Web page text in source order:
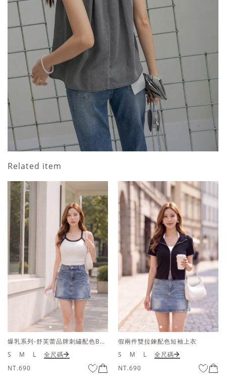
Related item
爆乳系列-舒芙蕾品牌刺繡配色BRATOP削肩上衣
S
M L
全尺碼
NT.690
假兩件雙拉鍊配色短袖上衣
S
M L
全尺碼
NT.690